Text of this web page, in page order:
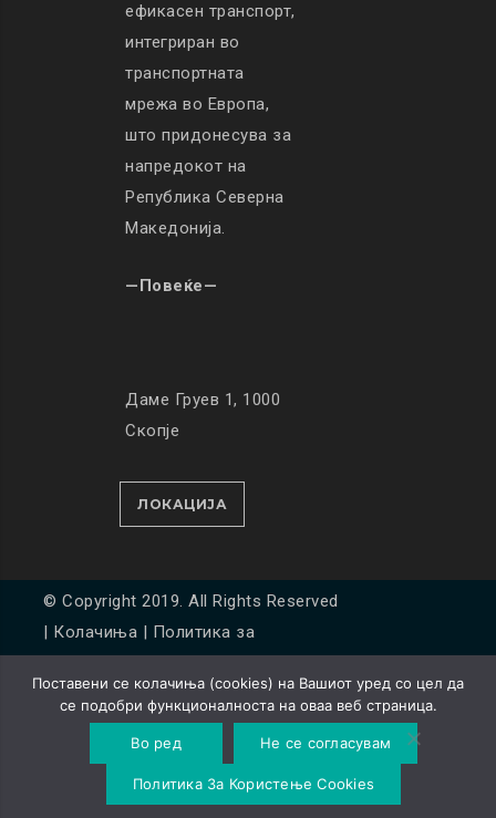
ефикасен транспорт,
интегриран во
транспортната
мрежа во Европа,
што придонесува за
напредокот на
Република Северна
Македонија.
—Повеќе—
Даме Груев 1, 1000
Скопје
ЛОКАЦИЈА
© Copyright 2019. All Rights Reserved
| Колачиња | Политика за
Developed byUnet
Поставени се колачиња (cookies) на Вашиот уред со цел да
се подобри функционалноста на оваа веб страница.
Во ред Не се согласувам
Политика За Користење Cookies